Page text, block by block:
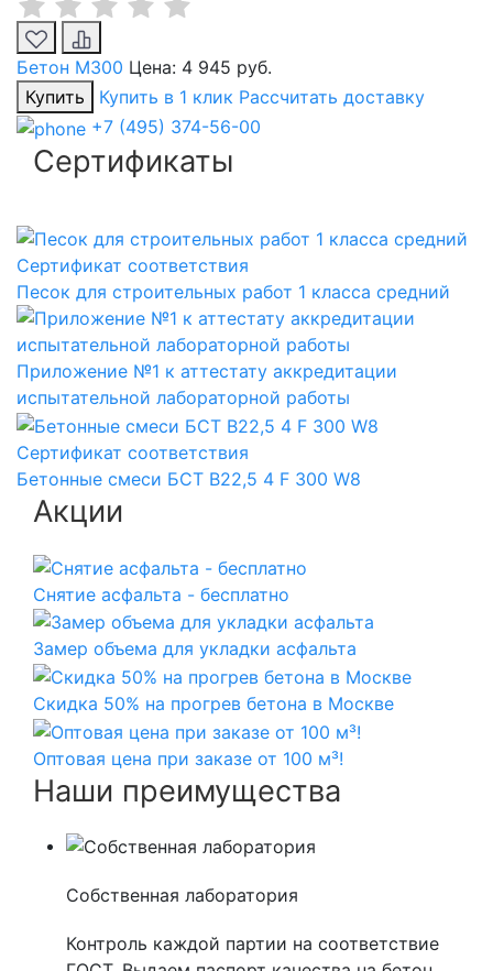
Бетон М300 Цена: 4 945 руб.
Купить
Купить в 1 клик Рассчитать доставку
+7 (495) 374-56-00
Сертификаты
Сертификат соответствия
Песок для строительных работ 1 класса средний
Приложение №1 к аттестату аккредитации
испытательной лабораторной работы
Сертификат соответствия
Бетонные смеси БСТ B22,5 4 F 300 W8
Акции
Снятие асфальта - бесплатно
Замер объема для укладки асфальта
Скидка 50% на прогрев бетона в Москве
Оптовая цена при заказе от 100 м³!
Наши преимущества
Собственная лаборатория
Контроль каждой партии на соответствие